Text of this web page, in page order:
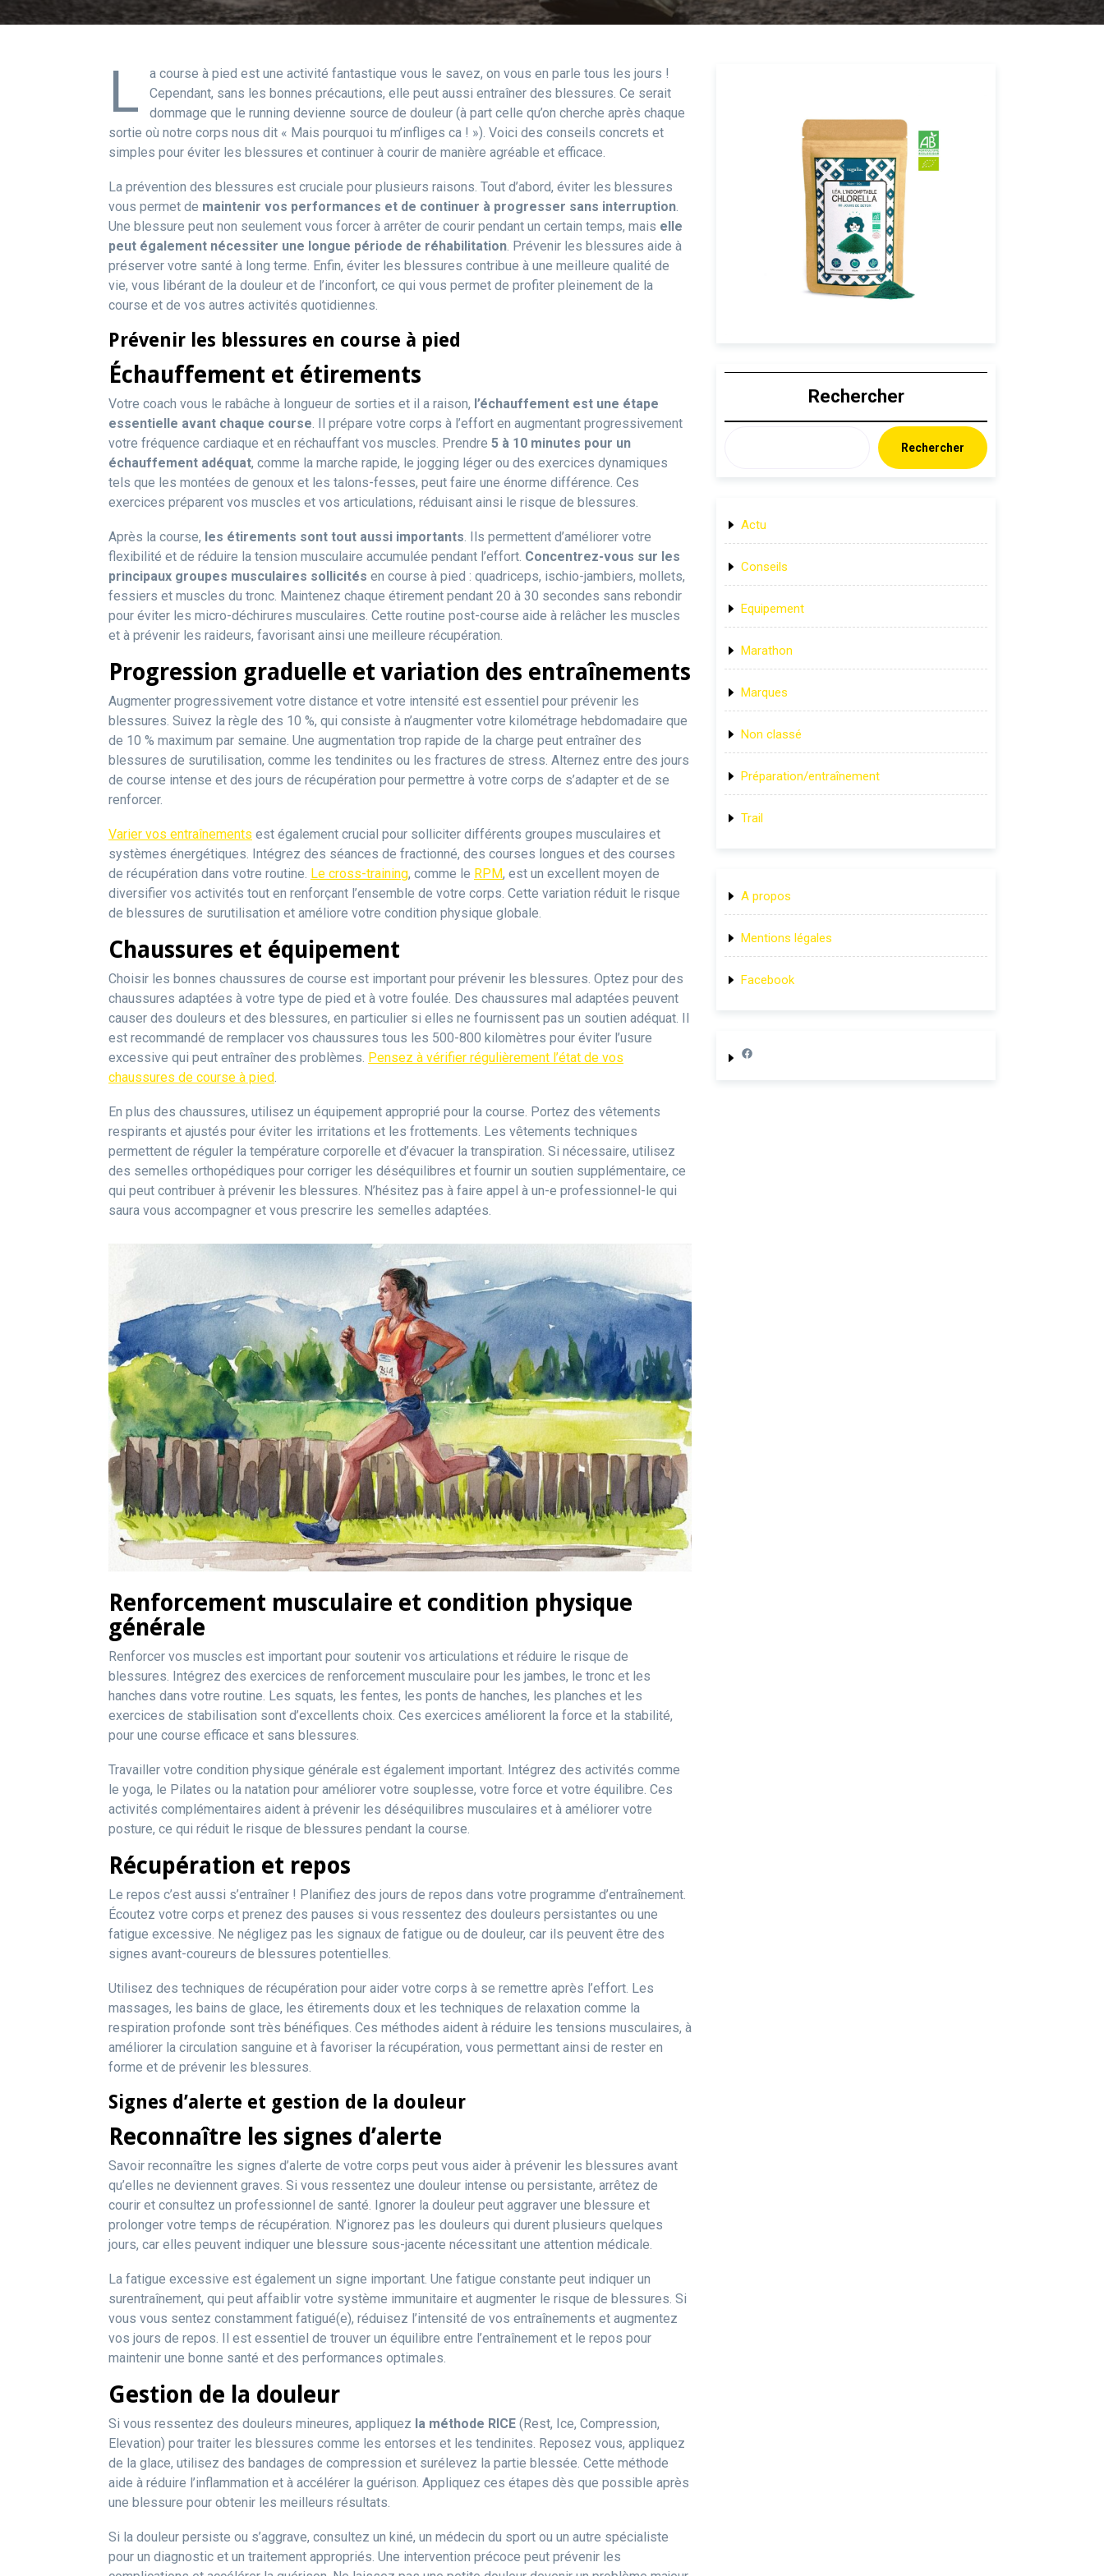
L
a course à pied est une activité fantastique vous le savez, on vous en parle tous les jours !
Cependant, sans les bonnes précautions, elle peut aussi entraîner des blessures. Ce serait
dommage que le running devienne source de douleur (à part celle qu’on cherche après chaque
sortie où notre corps nous dit « Mais pourquoi tu m’infliges ca ! »). Voici des conseils concrets et
simples pour éviter les blessures et continuer à courir de manière agréable et efficace.
La prévention des blessures est cruciale pour plusieurs raisons. Tout d’abord, éviter les blessures
vous permet de maintenir vos performances et de continuer à progresser sans interruption.
Une blessure peut non seulement vous forcer à arrêter de courir pendant un certain temps, mais elle
peut également nécessiter une longue période de réhabilitation. Prévenir les blessures aide à
préserver votre santé à long terme. Enfin, éviter les blessures contribue à une meilleure qualité de
vie, vous libérant de la douleur et de l’inconfort, ce qui vous permet de profiter pleinement de la
course et de vos autres activités quotidiennes.
Prévenir les blessures en course à pied
Échauffement et étirements
Votre coach vous le rabâche à longueur de sorties et il a raison, l’échauffement est une étape
essentielle avant chaque course. Il prépare votre corps à l’effort en augmentant progressivement
votre fréquence cardiaque et en réchauffant vos muscles. Prendre 5 à 10 minutes pour un
échauffement adéquat, comme la marche rapide, le jogging léger ou des exercices dynamiques
tels que les montées de genoux et les talons-fesses, peut faire une énorme différence. Ces
exercices préparent vos muscles et vos articulations, réduisant ainsi le risque de blessures.
Après la course, les étirements sont tout aussi importants. Ils permettent d’améliorer votre
flexibilité et de réduire la tension musculaire accumulée pendant l’effort. Concentrez-vous sur les
principaux groupes musculaires sollicités en course à pied : quadriceps, ischio-jambiers, mollets,
fessiers et muscles du tronc. Maintenez chaque étirement pendant 20 à 30 secondes sans rebondir
pour éviter les micro-déchirures musculaires. Cette routine post-course aide à relâcher les muscles
et à prévenir les raideurs, favorisant ainsi une meilleure récupération.
Progression graduelle et variation des entraînements
Augmenter progressivement votre distance et votre intensité est essentiel pour prévenir les
blessures. Suivez la règle des 10 %, qui consiste à n’augmenter votre kilométrage hebdomadaire que
de 10 % maximum par semaine. Une augmentation trop rapide de la charge peut entraîner des
blessures de surutilisation, comme les tendinites ou les fractures de stress. Alternez entre des jours
de course intense et des jours de récupération pour permettre à votre corps de s’adapter et de se
renforcer.
Varier vos entraînements est également crucial pour solliciter différents groupes musculaires et
systèmes énergétiques. Intégrez des séances de fractionné, des courses longues et des courses
de récupération dans votre routine. Le cross-training, comme le RPM, est un excellent moyen de
diversifier vos activités tout en renforçant l’ensemble de votre corps. Cette variation réduit le risque
de blessures de surutilisation et améliore votre condition physique globale.
Chaussures et équipement
Choisir les bonnes chaussures de course est important pour prévenir les blessures. Optez pour des
chaussures adaptées à votre type de pied et à votre foulée. Des chaussures mal adaptées peuvent
causer des douleurs et des blessures, en particulier si elles ne fournissent pas un soutien adéquat. Il
est recommandé de remplacer vos chaussures tous les 500-800 kilomètres pour éviter l’usure
excessive qui peut entraîner des problèmes. Pensez à vérifier régulièrement l’état de vos
chaussures de course à pied.
En plus des chaussures, utilisez un équipement approprié pour la course. Portez des vêtements
respirants et ajustés pour éviter les irritations et les frottements. Les vêtements techniques
permettent de réguler la température corporelle et d’évacuer la transpiration. Si nécessaire, utilisez
des semelles orthopédiques pour corriger les déséquilibres et fournir un soutien supplémentaire, ce
qui peut contribuer à prévenir les blessures. N’hésitez pas à faire appel à un-e professionnel-le qui
saura vous accompagner et vous prescrire les semelles adaptées.
Renforcement musculaire et condition physique
générale
Renforcer vos muscles est important pour soutenir vos articulations et réduire le risque de
blessures. Intégrez des exercices de renforcement musculaire pour les jambes, le tronc et les
hanches dans votre routine. Les squats, les fentes, les ponts de hanches, les planches et les
exercices de stabilisation sont d’excellents choix. Ces exercices améliorent la force et la stabilité,
pour une course efficace et sans blessures.
Travailler votre condition physique générale est également important. Intégrez des activités comme
le yoga, le Pilates ou la natation pour améliorer votre souplesse, votre force et votre équilibre. Ces
activités complémentaires aident à prévenir les déséquilibres musculaires et à améliorer votre
posture, ce qui réduit le risque de blessures pendant la course.
Récupération et repos
Le repos c’est aussi s’entraîner ! Planifiez des jours de repos dans votre programme d’entraînement.
Écoutez votre corps et prenez des pauses si vous ressentez des douleurs persistantes ou une
fatigue excessive. Ne négligez pas les signaux de fatigue ou de douleur, car ils peuvent être des
signes avant-coureurs de blessures potentielles.
Utilisez des techniques de récupération pour aider votre corps à se remettre après l’effort. Les
massages, les bains de glace, les étirements doux et les techniques de relaxation comme la
respiration profonde sont très bénéfiques. Ces méthodes aident à réduire les tensions musculaires, à
améliorer la circulation sanguine et à favoriser la récupération, vous permettant ainsi de rester en
forme et de prévenir les blessures.
Signes d’alerte et gestion de la douleur
Reconnaître les signes d’alerte
Savoir reconnaître les signes d’alerte de votre corps peut vous aider à prévenir les blessures avant
qu’elles ne deviennent graves. Si vous ressentez une douleur intense ou persistante, arrêtez de
courir et consultez un professionnel de santé. Ignorer la douleur peut aggraver une blessure et
prolonger votre temps de récupération. N’ignorez pas les douleurs qui durent plusieurs quelques
jours, car elles peuvent indiquer une blessure sous-jacente nécessitant une attention médicale.
La fatigue excessive est également un signe important. Une fatigue constante peut indiquer un
surentraînement, qui peut affaiblir votre système immunitaire et augmenter le risque de blessures. Si
vous vous sentez constamment fatigué(e), réduisez l’intensité de vos entraînements et augmentez
vos jours de repos. Il est essentiel de trouver un équilibre entre l’entraînement et le repos pour
maintenir une bonne santé et des performances optimales.
Gestion de la douleur
Si vous ressentez des douleurs mineures, appliquez la méthode RICE (Rest, Ice, Compression,
Elevation) pour traiter les blessures comme les entorses et les tendinites. Reposez vous, appliquez
de la glace, utilisez des bandages de compression et surélevez la partie blessée. Cette méthode
aide à réduire l’inflammation et à accélérer la guérison. Appliquez ces étapes dès que possible après
une blessure pour obtenir les meilleurs résultats.
Si la douleur persiste ou s’aggrave, consultez un kiné, un médecin du sport ou un autre spécialiste
pour un diagnostic et un traitement appropriés. Une intervention précoce peut prévenir les
Rechercher
Rechercher
Actu
Conseils
Equipement
Marathon
Marques
Non classé
Préparation/entraînement
Trail
A propos
Mentions légales
Facebook
Lien page Facebook